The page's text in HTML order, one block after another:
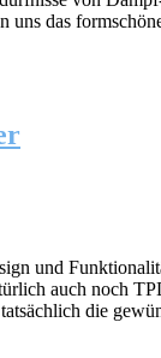
uns das
und
auch noch
die